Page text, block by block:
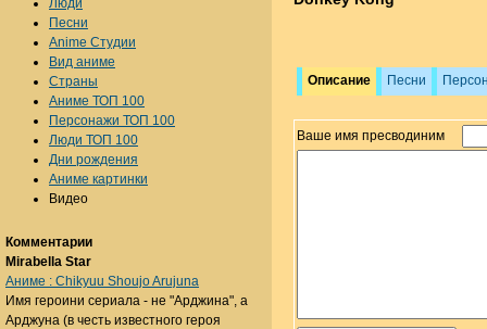
Описание Песни
Ваше имя пресводиним
Люди
Песни
Anime Студии
Вид аниме
Страны
Аниме ТОП 100
Персонажи ТОП 100
Люди ТОП 100
Дни рождения
Аниме картинки
Видео
Комментарии
Mirabella Star
Аниме : Chikyuu Shoujo Arujuna
Имя героини сериала - не "Арджина", а
Арджуна (в честь известного героя